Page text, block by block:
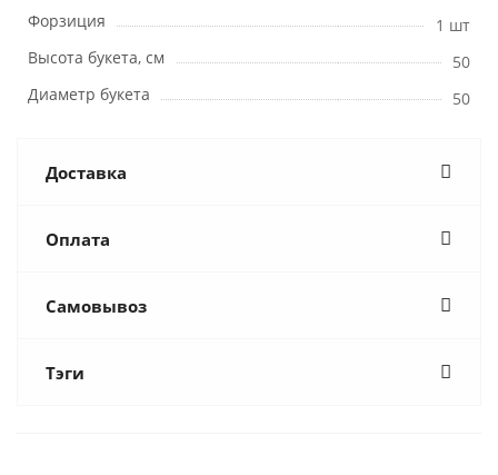
Форзиция
1 шт
Высота букета, см
50
Диаметр букета
50
Доставка
Оплата
Самовывоз
Тэги